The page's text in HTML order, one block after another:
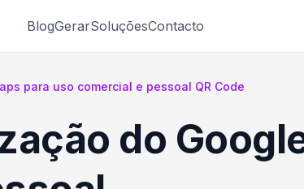
BlogGerarSoluçõesContacto
para uso comercial e pessoal QR Code
do